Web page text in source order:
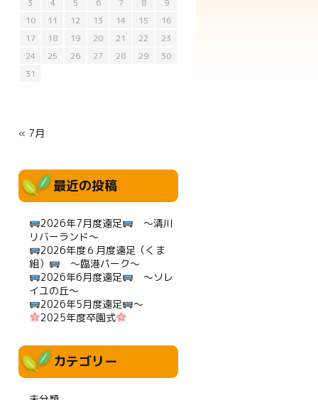
3
4 5 6 7 8
9
10
11 12 13 14 15
16
17
18 19 20 21 22
23
24
25 26 27 28 29
30
31
« 7月
最近の投稿
2026年7月度遠足
～清川
リバーランド～
2026年度６月度遠足（くま
組）
～臨港パーク～
2026年6月度遠足
～ソレ
イユの丘～
2026年5月度遠足
～
2025年度卒園式
カテゴリー